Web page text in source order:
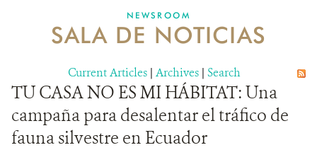
MECANISMO DE ATENCIÓN DE QUEJAS Y RECLAMOS
DONA
NEWSROOM
SALA DE NOTICIAS
Current Articles | Archives | Search
TU CASA NO ES MI HÁBITAT: Una
campaña para desalentar el tráfico de
fauna silvestre en Ecuador